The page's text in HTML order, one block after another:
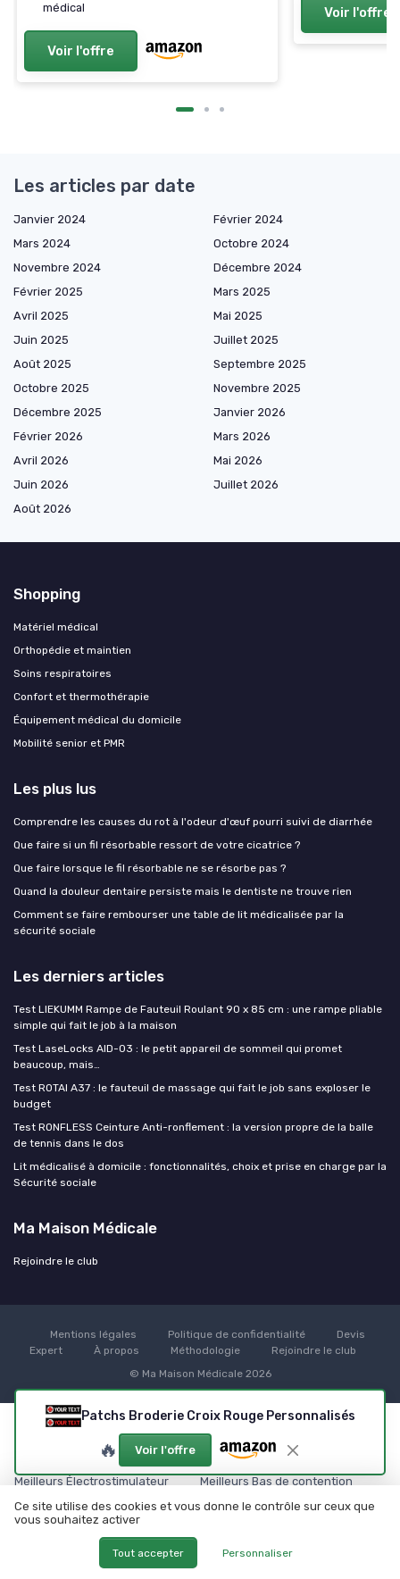
médical
Voir l'offre
Voir l'offre
Patchs Broderie Croix Rouge Personnalisés
🔥 Voir l'offre
Les articles par date
Janvier 2024
Février 2024
Mars 2024
Octobre 2024
Novembre 2024
Décembre 2024
Février 2025
Mars 2025
Avril 2025
Mai 2025
Juin 2025
Juillet 2025
Août 2025
Septembre 2025
Octobre 2025
Novembre 2025
Décembre 2025
Janvier 2026
Février 2026
Mars 2026
Avril 2026
Mai 2026
Juin 2026
Juillet 2026
Août 2026
Shopping
Matériel médical
Orthopédie et maintien
Soins respiratoires
Confort et thermothérapie
Équipement médical du domicile
Mobilité senior et PMR
Les plus lus
Comprendre les causes du rot à l'odeur d'œuf pourri suivi de diarrhée
Que faire si un fil résorbable ressort de votre cicatrice ?
Que faire lorsque le fil résorbable ne se résorbe pas ?
Quand la douleur dentaire persiste mais le dentiste ne trouve rien
Comment se faire rembourser une table de lit médicalisée par la
sécurité sociale
Les derniers articles
Test LIEKUMM Rampe de Fauteuil Roulant 90 x 85 cm : une rampe pliable
simple qui fait le job à la maison
Test LaseLocks AID-03 : le petit appareil de sommeil qui promet
beaucoup, mais…
Test ROTAI A37 : le fauteuil de massage qui fait le job sans exploser le
budget
Test RONFLESS Ceinture Anti-ronflement : la version propre de la balle
de tennis dans le dos
Lit médicalisé à domicile : fonctionnalités, choix et prise en charge par la
Sécurité sociale
Ma Maison Médicale
Rejoindre le club
Mentions légales Politique de confidentialité
Devis
Expert
À propos Méthodologie
Rejoindre le club
© Ma Maison Médicale 2026
Nos meilleurs comparatifs
Matériel médical
Meilleurs Électrostimulateur
Comparatif Tensiomètre
TOP Appareil de luminothérapie
Orthopédie et maintien
Meilleurs Bas de contention
Comparatif Fauteuil roulant
Ce site utilise des cookies et vous donne le contrôle sur ceux que
vous souhaitez activer
Tout accepter Personnaliser